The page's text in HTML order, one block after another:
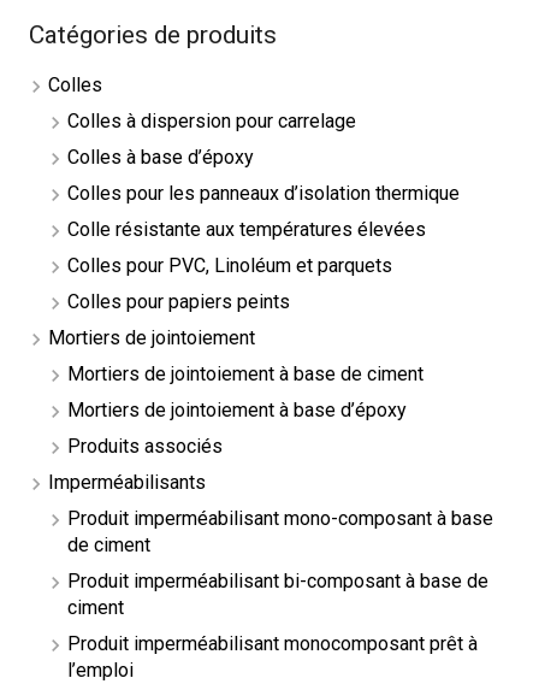
Catégories de produits
Colles
Colles à dispersion pour carrelage
Colles à base d’époxy
Colles pour les panneaux d’isolation thermique
Colle résistante aux températures élevées
Colles pour PVC, Linoléum et parquets
Colles pour papiers peints
Mortiers de jointoiement
Mortiers de jointoiement à base de ciment
Mortiers de jointoiement à base d’époxy
Produits associés
Imperméabilisants
Produit imperméabilisant mono-composant à base
de ciment
Produit imperméabilisant bi-composant à base de
ciment
Produit imperméabilisant monocomposant prêt à
l’emploi